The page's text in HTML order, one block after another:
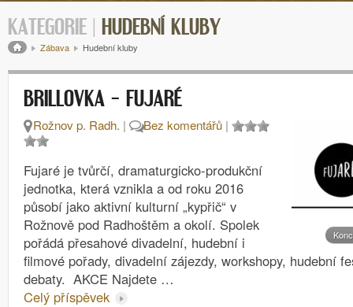
KATEGORIE | HUDEBNÍ KLUBY
Drobečková navigace
Zábava Hudební kluby
BRILLOVKA – FUJARÉ
Rožnov p. Radh. | Bez komentářů |
Fujaré je tvůrčí, dramaturgicko-produkční
jednotka, která vznikla a od roku 2016
působí jako aktivní kulturní „kypřič“ v
Rožnově pod Radhoštěm a okolí. Spolek
pořádá přesahové divadelní, hudební i
filmové pořady, divadelní zájezdy, workshopy, hudební
debaty. AKCE Najdete …
Celý příspěvek